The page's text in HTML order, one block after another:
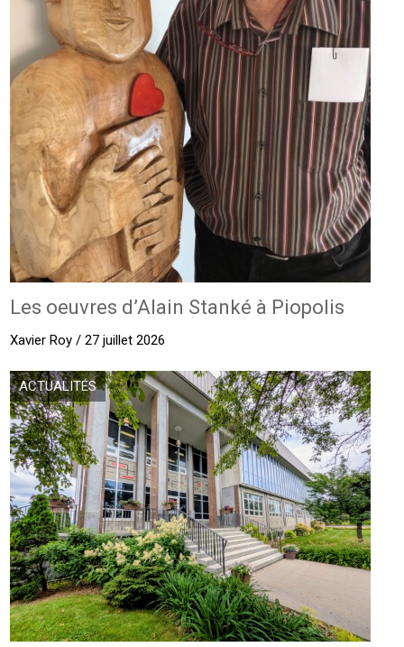
Les oeuvres d’Alain Stanké à Piopolis
Xavier Roy / 27 juillet 2026
ACTUALITÉS